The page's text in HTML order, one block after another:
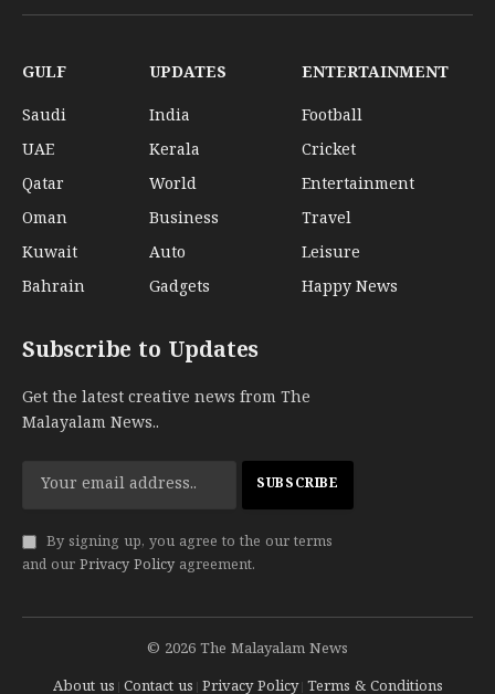
(Twitter)
GULF
Saudi
UAE
Qatar
Oman
Kuwait
Bahrain
UPDATES
India
Kerala
World
Business
Auto
Gadgets
ENTERTAINMENT
Football
Cricket
Entertainment
Travel
Leisure
Happy News
Subscribe to Updates
Get the latest creative news from The
Malayalam News..
By signing up, you agree to the our terms
and our Privacy Policy agreement.
© 2026 The Malayalam News
About us Contact us Privacy Policy Terms & Conditions